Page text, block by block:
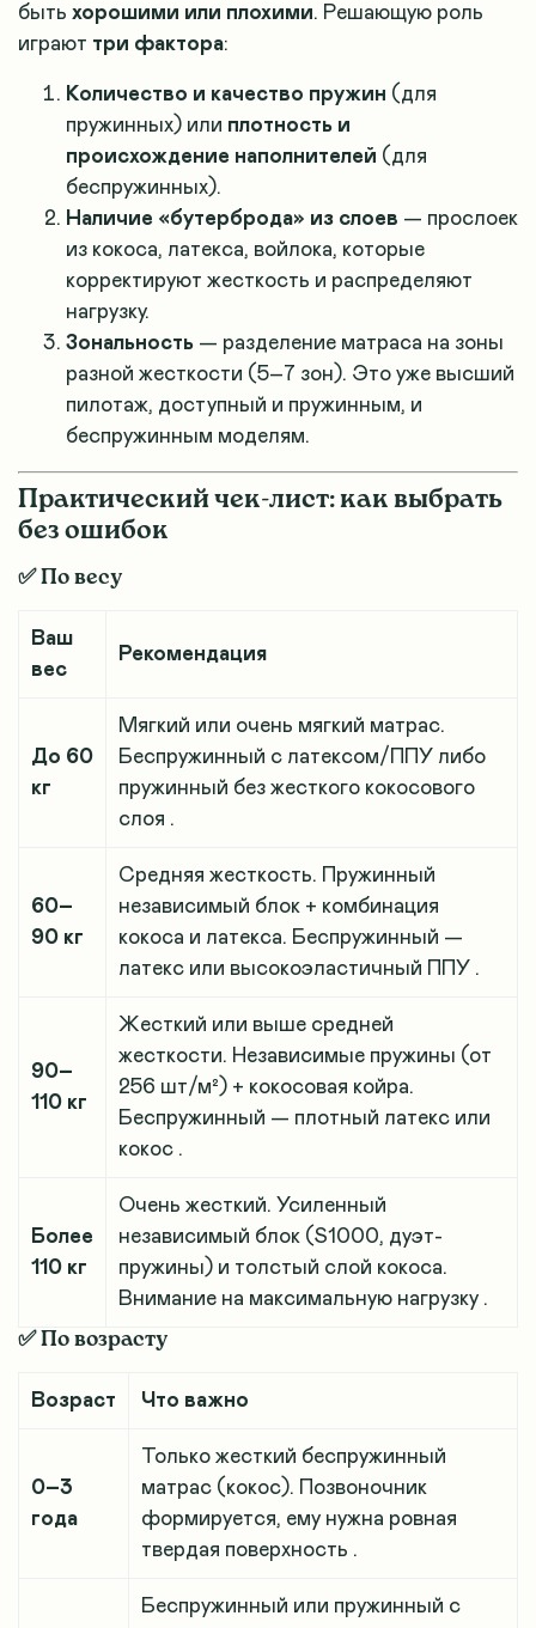
быть хорошими или плохими. Решающую роль
играют три фактора:
Количество и качество пружин (для
пружинных) или плотность и
происхождение наполнителей (для
беспружинных).
Наличие «бутерброда» из слоев — прослоек
из кокоса, латекса, войлока, которые
корректируют жесткость и распределяют
нагрузку.
Зональность — разделение матраса на зоны
разной жесткости (5–7 зон). Это уже высший
пилотаж, доступный и пружинным, и
беспружинным моделям.
Практический чек-лист: как выбрать
без ошибок
✅ По весу
Ваш
вес
Рекомендация
До 60
кг
Мягкий или очень мягкий матрас.
Беспружинный с латексом/ППУ либо
пружинный без жесткого кокосового
слоя .
60–
90 кг
Средняя жесткость. Пружинный
независимый блок + комбинация
кокоса и латекса. Беспружинный —
латекс или высокоэластичный ППУ .
90–
110 кг
Жесткий или выше средней
жесткости. Независимые пружины (от
256 шт/м²) + кокосовая койра.
Беспружинный — плотный латекс или
кокос .
Более
110 кг
Очень жесткий. Усиленный
независимый блок (S1000, дуэт-
пружины) и толстый слой кокоса.
Внимание на максимальную нагрузку .
✅ По возрасту
Возраст Что важно
0–3
года
Только жесткий беспружинный
матрас (кокос). Позвоночник
формируется, ему нужна ровная
твердая поверхность .
Беспружинный или пружинный с